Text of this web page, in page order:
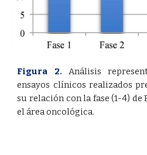
Figura 2.
Análisis
ensayos clínicos realizados
su relación con la fase (1-4) de
el área oncológica.